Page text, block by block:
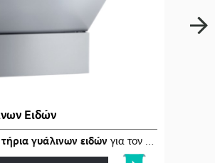
Ειδών
γυάλινων ειδών για τον